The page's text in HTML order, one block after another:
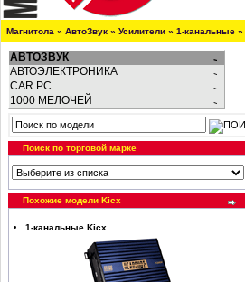
Магнитола » АвтоЗвук » Усилители » 1-канальные »
АВТОЗВУК
АВТОЭЛЕКТРОНИКА
CAR PC
1000 МЕЛОЧЕЙ
Поиск по торговой марке
Похожие модели Kicx
1-канальные Kicx